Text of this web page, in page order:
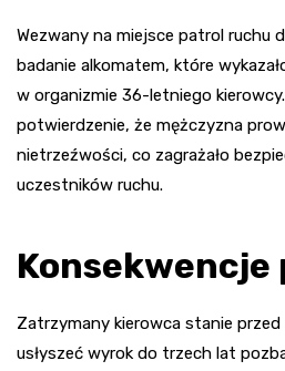
Wezwany na miejsce patrol ruchu
badanie alkomatem, które
w organizmie 36-letniego
potwierdzenie, że mężczyzna
nietrzeźwości, co zagrażało
uczestników ruchu.
Konsekwencje
Zatrzymany kierowca stanie przed
usłyszeć wyrok do trzech lat